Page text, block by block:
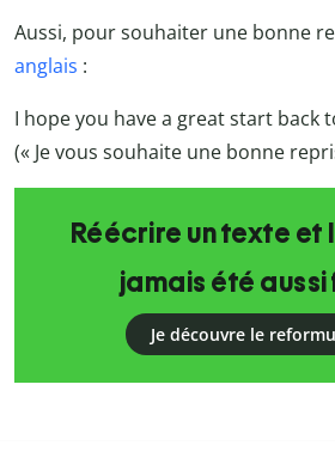
Aussi, pour souhaiter une bonne
anglais :
I hope you have a great start back
(« Je vous souhaite une bonne
Réécrire un texte et
jamais été aussi
Je découvre le